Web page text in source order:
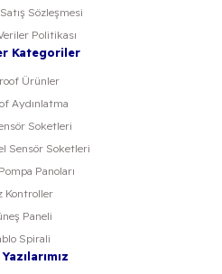
Sözleşmesi
Politikası
Kategoriler
Ürünler
Aydınlatma
Soketleri
Sensör Soketleri
Panoları
Kontroller
Paneli
Spirali